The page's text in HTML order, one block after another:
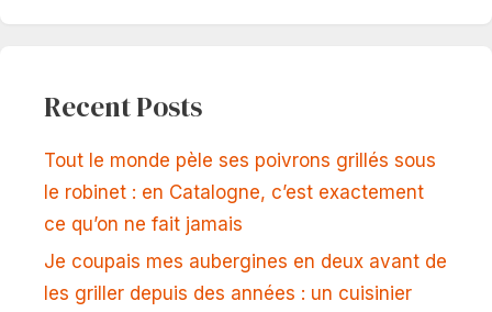
Recent Posts
Tout le monde pèle ses poivrons grillés sous
le robinet : en Catalogne, c’est exactement
ce qu’on ne fait jamais
Je coupais mes aubergines en deux avant de
les griller depuis des années : un cuisinier